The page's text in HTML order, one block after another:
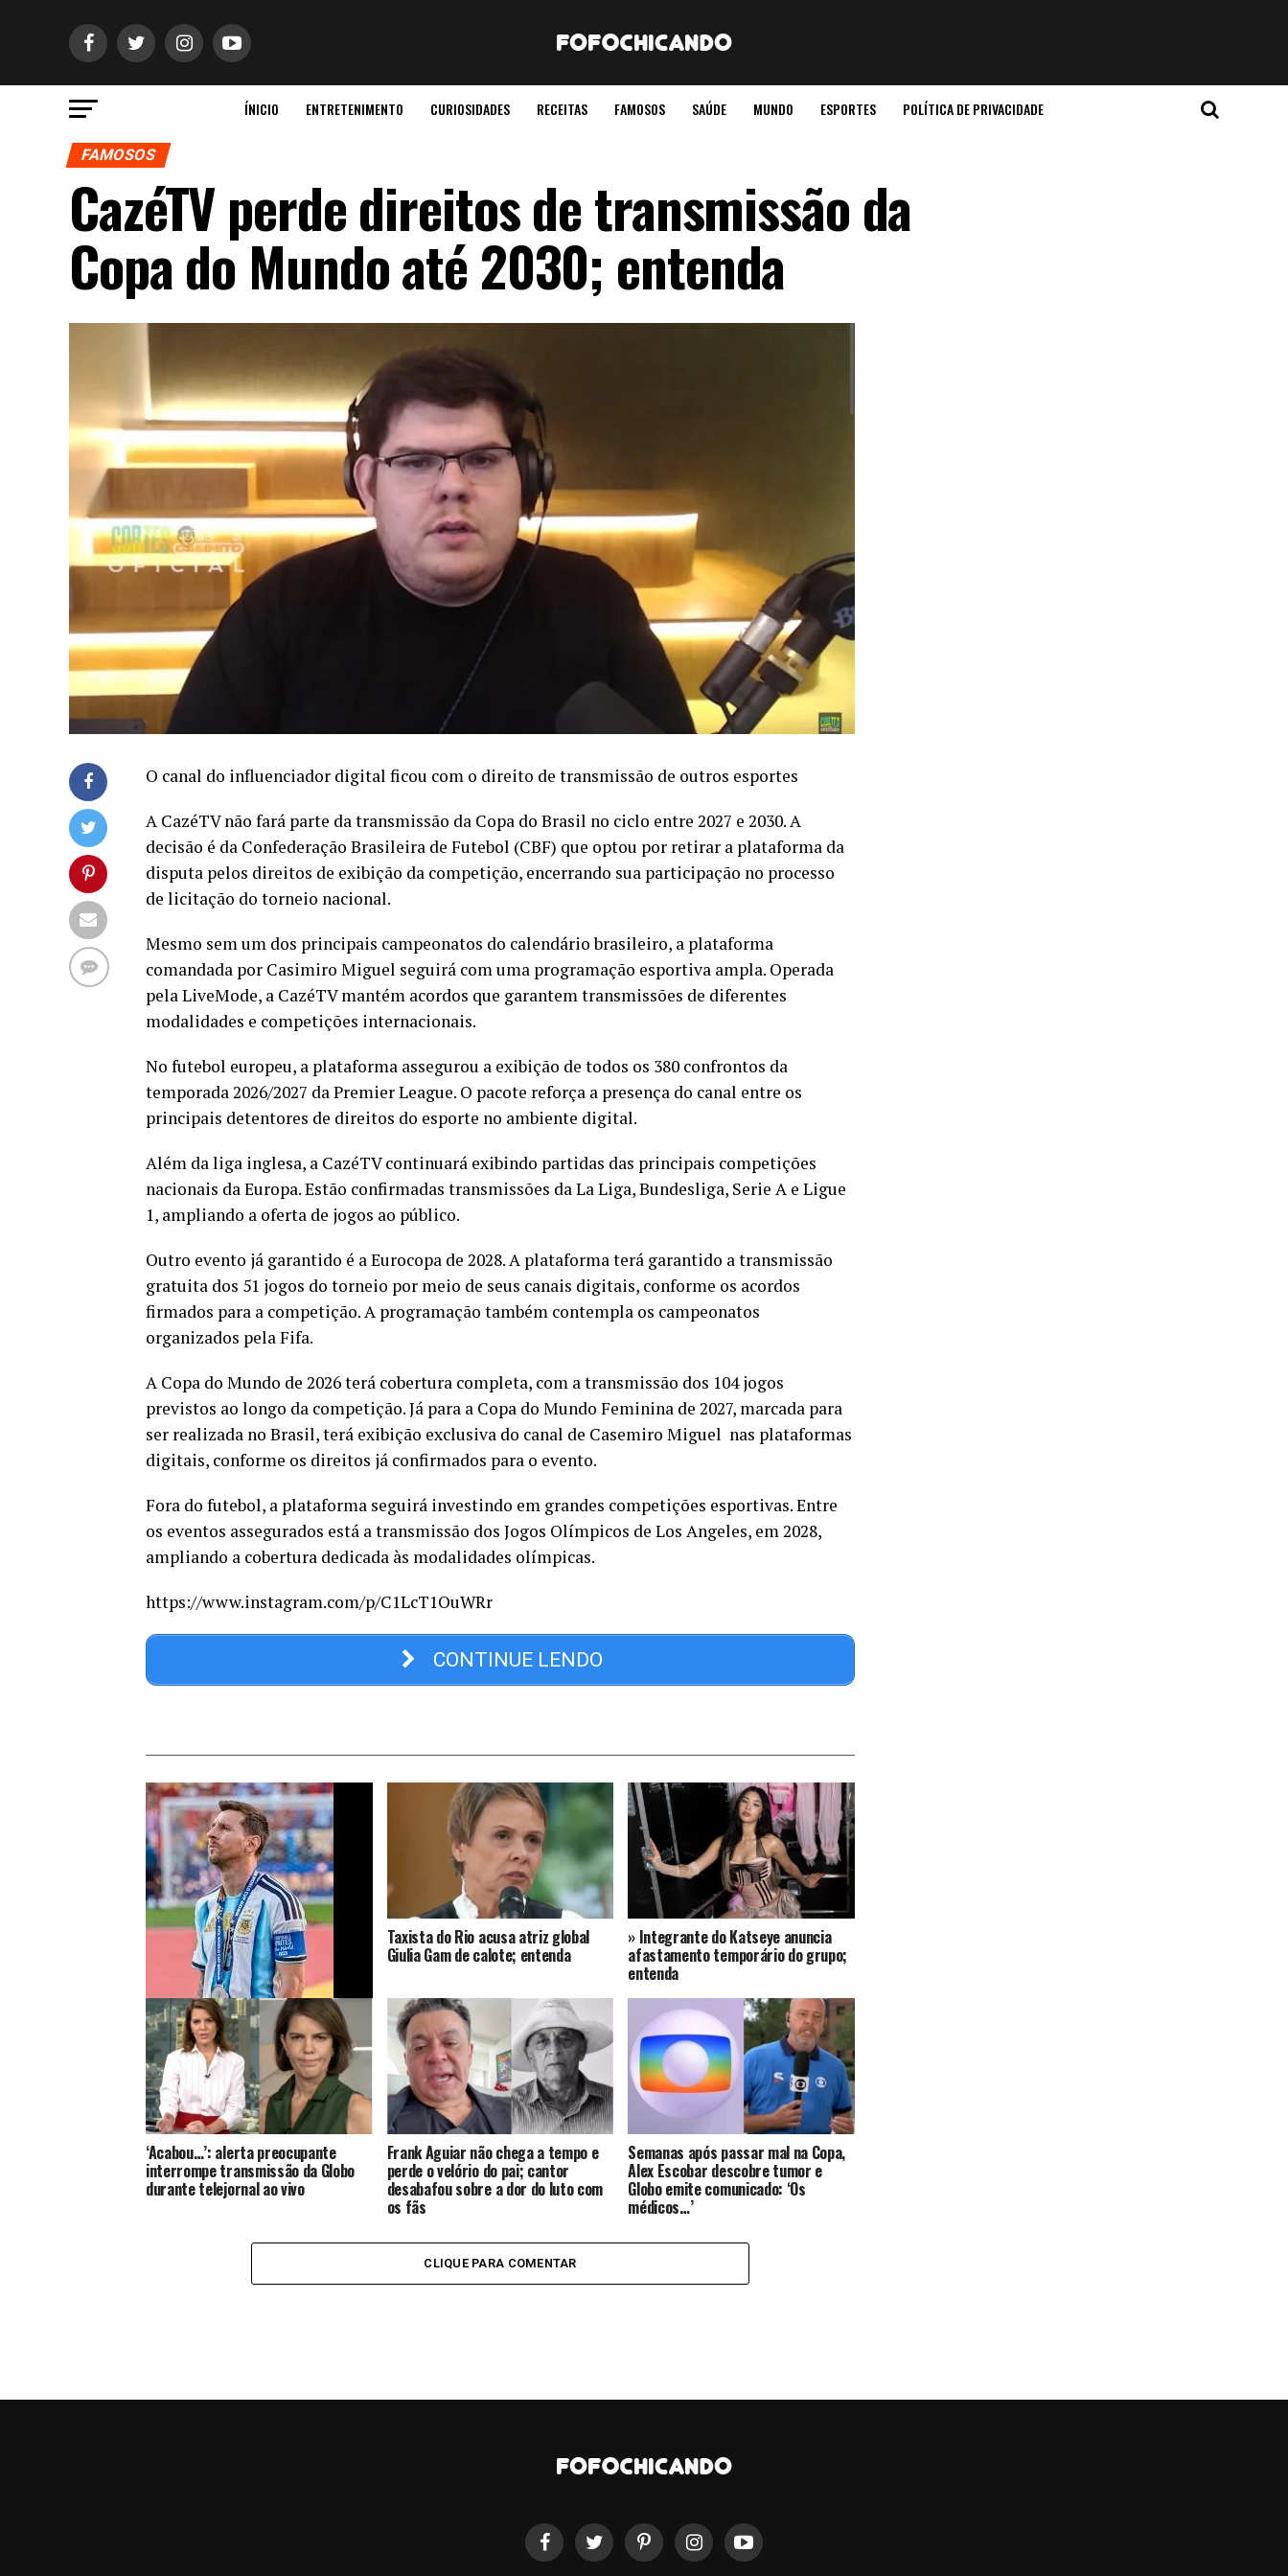
ÍNICIO ENTRETENIMENTO CURIOSIDADES RECEITAS FAMOSOS SAÚDE MUNDO ESPORTES POLÍTICA DE PRIVACIDADE
FAMOSOS
CazéTV perde direitos de transmissão da
Copa do Mundo até 2030; entenda
O canal do influenciador digital ficou com o direito de transmissão de outros esportes
A CazéTV não fará parte da transmissão da Copa do Brasil no ciclo entre 2027 e 2030. A
decisão é da Confederação Brasileira de Futebol (CBF) que optou por retirar a plataforma da
disputa pelos direitos de exibição da competição, encerrando sua participação no processo
de licitação do torneio nacional.
Mesmo sem um dos principais campeonatos do calendário brasileiro, a plataforma
comandada por Casimiro Miguel seguirá com uma programação esportiva ampla. Operada
pela LiveMode, a CazéTV mantém acordos que garantem transmissões de diferentes
modalidades e competições internacionais.
No futebol europeu, a plataforma assegurou a exibição de todos os 380 confrontos da
temporada 2026/2027 da Premier League. O pacote reforça a presença do canal entre os
principais detentores de direitos do esporte no ambiente digital.
Além da liga inglesa, a CazéTV continuará exibindo partidas das principais competições
nacionais da Europa. Estão confirmadas transmissões da La Liga, Bundesliga, Serie A e Ligue
1, ampliando a oferta de jogos ao público.
Outro evento já garantido é a Eurocopa de 2028. A plataforma terá garantido a transmissão
gratuita dos 51 jogos do torneio por meio de seus canais digitais, conforme os acordos
firmados para a competição. A programação também contempla os campeonatos
organizados pela Fifa.
A Copa do Mundo de 2026 terá cobertura completa, com a transmissão dos 104 jogos
previstos ao longo da competição. Já para a Copa do Mundo Feminina de 2027, marcada para
ser realizada no Brasil, terá exibição exclusiva do canal de Casemiro Miguel nas plataformas
digitais, conforme os direitos já confirmados para o evento.
Fora do futebol, a plataforma seguirá investindo em grandes competições esportivas. Entre
os eventos assegurados está a transmissão dos Jogos Olímpicos de Los Angeles, em 2028,
ampliando a cobertura dedicada às modalidades olímpicas.
https://www.instagram.com/p/C1LcT1OuWRr
CONTINUE LENDO
Plano para atacar Messi durante a
Copa do Mundo teria sido
descoberto nos EUA – Terra Brasil
Notícias
Taxista do Rio acusa atriz global
Giulia Gam de calote; entenda
» Integrante do Katseye anuncia
afastamento temporário do grupo;
entenda
‘Acabou…’: alerta preocupante
interrompe transmissão da Globo
durante telejornal ao vivo
Frank Aguiar não chega a tempo e
perde o velório do pai; cantor
desabafou sobre a dor do luto com
os fãs
Semanas após passar mal na Copa,
Alex Escobar descobre tumor e
Globo emite comunicado: ‘Os
médicos…’
CLIQUE PARA COMENTAR